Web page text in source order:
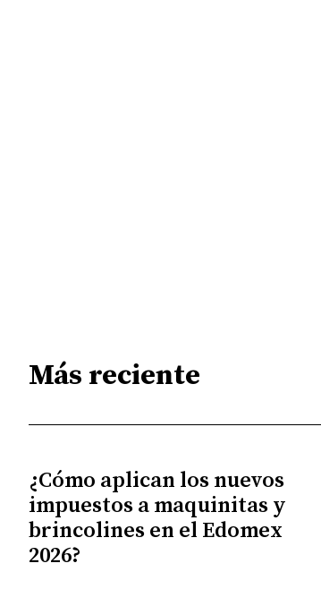
Más reciente
¿Cómo aplican los nuevos
impuestos a maquinitas y
brincolines en el Edomex
2026?